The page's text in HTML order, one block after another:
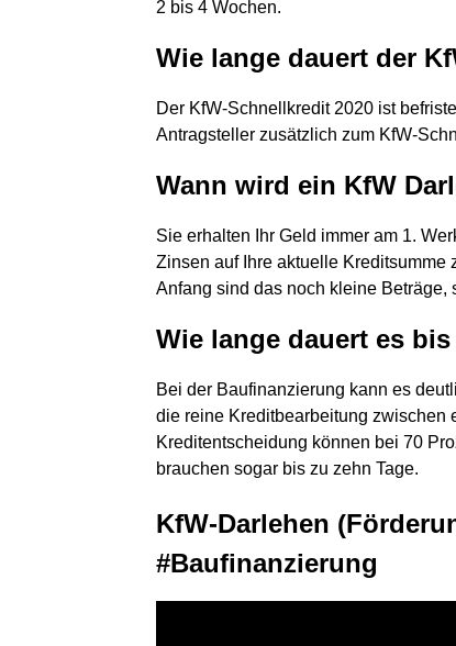
2 bis 4 Wochen.
Wie lange dauert der
Der KfW-Schnellkredit 2020 ist
Antragsteller zusätzlich zum KfW-
Wann wird ein KfW
Sie erhalten Ihr Geld immer am 1.
Zinsen auf Ihre aktuelle Kreditsumme
Anfang sind das noch kleine Beträge,
Wie lange dauert es
Bei der Baufinanzierung kann es
die reine Kreditbearbeitung zwischen
Kreditentscheidung können bei 70
brauchen sogar bis zu zehn Tage.
KfW-Darlehen
#Baufinanzierung